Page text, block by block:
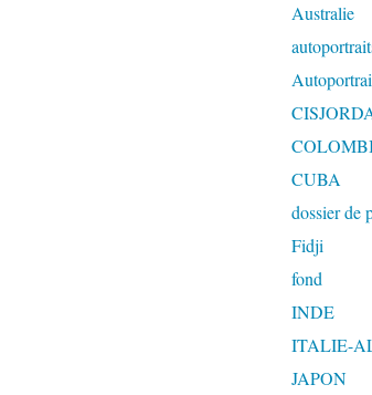
Australie
CUBA
dossier de
Fidji
fond
INDE
ITALIE-
JAPON